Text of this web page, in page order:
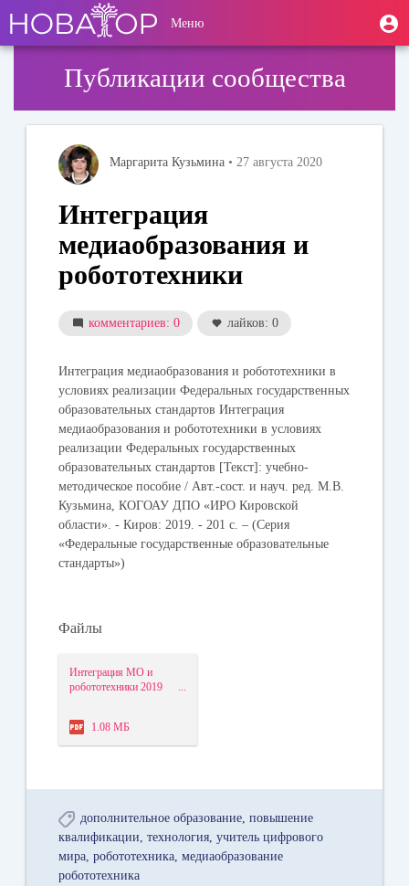
основному
содержанию
User
account
Меню
Публикации сообщества
Маргарита Кузьмина • 27 августа 2020
Интеграция
медиаобразования и
робототехники
комментариев: 0 лайков: 0
Интеграция медиаобразования и робототехники в
условиях реализации Федеральных государственных
образовательных стандартов Интеграция
медиаобразования и робототехники в условиях
реализации Федеральных государственных
образовательных стандартов [Текст]: учебно-
методическое пособие / Авт.-сост. и науч. ред. М.В.
Кузьмина, КОГОАУ ДПО «ИРО Кировской
области». - Киров: 2019. - 201 с. – (Серия
«Федеральные государственные образовательные
стандарты»)
Файлы
Интеграция МО и
робототехники 2019
1.08 МБ
дополнительное образование повышение
квалификации
технология учитель цифрового
мира робототехника медиаобразование
робототехника